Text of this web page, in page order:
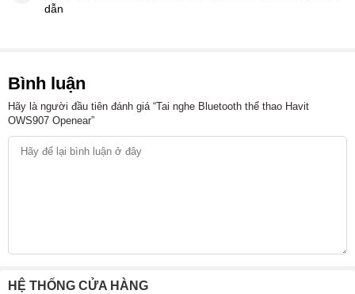
dẫn
Bình luận
Hãy là người đầu tiên đánh giá “Tai nghe Bluetooth thể thao Havit
OWS907 Openear”
HỆ THỐNG CỬA HÀNG